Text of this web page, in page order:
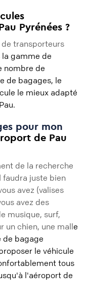
Pyrénées ?
de transporteurs
gamme de
nombre de
de bagages, le
le mieux adapté
pour mon
de Pau
de la recherche
faudra juste bien
avez (valises
avez des
musique, surf,
un chien, une malle
de bagage
le véhicule
tous
l'aéroport de